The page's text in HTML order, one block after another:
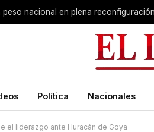
Política Nacionales
el liderazgo ante Huracán de Goya